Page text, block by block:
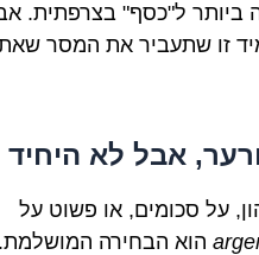
ביותר ל"כסף" בצרפתית.
זו שתעביר את המסר
אבל לא היחיד
על סכומים, או פשוט על
הוא הבחירה